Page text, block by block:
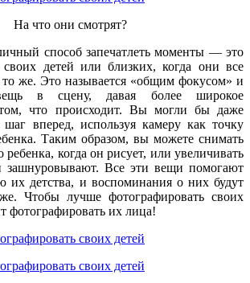
На что они смотрят?
способ запечатлеть моменты — это
своих детей или близких, когда они все
же. Это называется «общим фокусом» и
в сцену, давая более широкое
том, что происходит. Вы могли бы даже
вперед, используя камеру как точку
Таким образом, вы можете снимать
ребенка, когда он рисует, или увеличивать
зашнуровывают. Все эти вещи помогают
их детства, и воспоминания о них будут
Чтобы лучше фотографировать своих
фотографировать их лица!